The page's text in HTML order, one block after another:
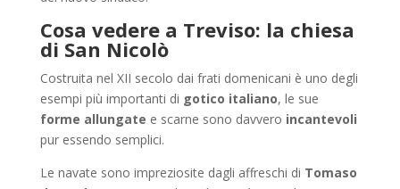
Cosa vedere a Treviso: la chiesa
di San Nicolò
Costruita nel XII secolo dai frati domenicani è uno degli
esempi più importanti di gotico italiano, le sue
forme allungate e scarne sono davvero incantevoli
pur essendo semplici.
Le navate sono impreziosite dagli affreschi di Tomaso